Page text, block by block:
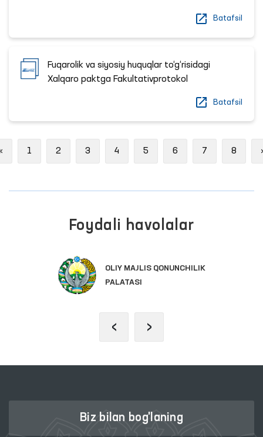
Batafsil
Fuqarolik va siyosiy huquqlar to‘g‘risidagi
Xalqaro paktga Fakultativprotokol
Batafsil
Previous
1 2 3 4 5 6 7 8
Foydali havolalar
OLIY MAJLIS QONUNCHILIK
PALATASI
‹ ›
Biz bilan bog'laning